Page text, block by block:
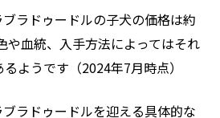
ラドゥードルの子犬の価格は約
や血統、入手方法によってはそれ
ようです（2024年7月時点）
ラドゥードルを迎える具体的な